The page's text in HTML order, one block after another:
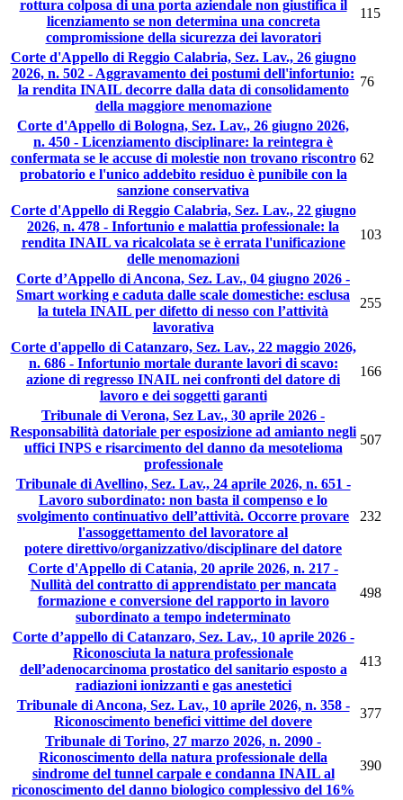
rottura colposa di una porta aziendale non giustifica il
licenziamento se non determina una concreta
compromissione della sicurezza dei lavoratori
115
Corte d'Appello di Reggio Calabria, Sez. Lav., 26 giugno
2026, n. 502 - Aggravamento dei postumi dell'infortunio:
la rendita INAIL decorre dalla data di consolidamento
della maggiore menomazione
76
Corte d'Appello di Bologna, Sez. Lav., 26 giugno 2026,
n. 450 - Licenziamento disciplinare: la reintegra è
confermata se le accuse di molestie non trovano riscontro
probatorio e l'unico addebito residuo è punibile con la
sanzione conservativa
62
Corte d'Appello di Reggio Calabria, Sez. Lav., 22 giugno
2026, n. 478 - Infortunio e malattia professionale: la
rendita INAIL va ricalcolata se è errata l'unificazione
delle menomazioni
103
Corte d’Appello di Ancona, Sez. Lav., 04 giugno 2026 -
Smart working e caduta dalle scale domestiche: esclusa
la tutela INAIL per difetto di nesso con l’attività
lavorativa
255
Corte d'appello di Catanzaro, Sez. Lav., 22 maggio 2026,
n. 686 - Infortunio mortale durante lavori di scavo:
azione di regresso INAIL nei confronti del datore di
lavoro e dei soggetti garanti
166
Tribunale di Verona, Sez Lav., 30 aprile 2026 -
Responsabilità datoriale per esposizione ad amianto negli
uffici INPS e risarcimento del danno da mesotelioma
professionale
507
Tribunale di Avellino, Sez. Lav., 24 aprile 2026, n. 651 -
Lavoro subordinato: non basta il compenso e lo
svolgimento continuativo dell’attività. Occorre provare
l'assoggettamento del lavoratore al
potere direttivo/organizzativo/disciplinare del datore
232
Corte d'Appello di Catania, 20 aprile 2026, n. 217 -
Nullità del contratto di apprendistato per mancata
formazione e conversione del rapporto in lavoro
subordinato a tempo indeterminato
498
Corte d’appello di Catanzaro, Sez. Lav., 10 aprile 2026 -
Riconosciuta la natura professionale
dell’adenocarcinoma prostatico del sanitario esposto a
radiazioni ionizzanti e gas anestetici
413
Tribunale di Ancona, Sez. Lav., 10 aprile 2026, n. 358 -
Riconoscimento benefici vittime del dovere
377
Tribunale di Torino, 27 marzo 2026, n. 2090 -
Riconoscimento della natura professionale della
sindrome del tunnel carpale e condanna INAIL al
riconoscimento del danno biologico complessivo del 16%
390